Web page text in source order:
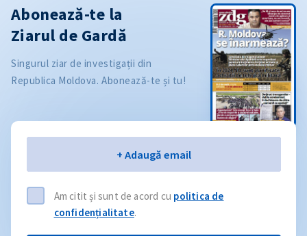
Abonează-te la
Ziarul de Gardă
Singurul ziar de investigații din
Republica Moldova. Abonează-te și tu!
+ Adaugă email
Am citit și sunt de acord cu politica de
confidențialitate.